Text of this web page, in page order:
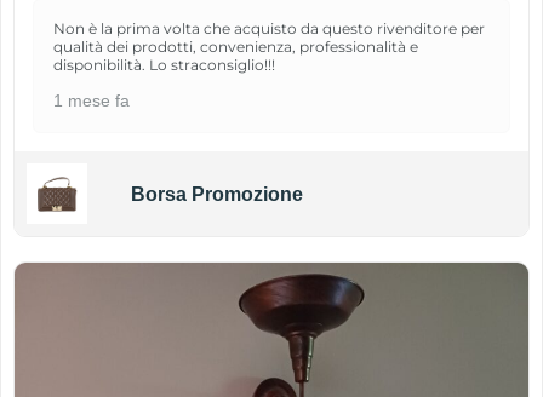
Non è la prima volta che acquisto da questo rivenditore per
qualità dei prodotti, convenienza, professionalità e
disponibilità. Lo straconsiglio!!!
1 mese fa
Borsa Promozione